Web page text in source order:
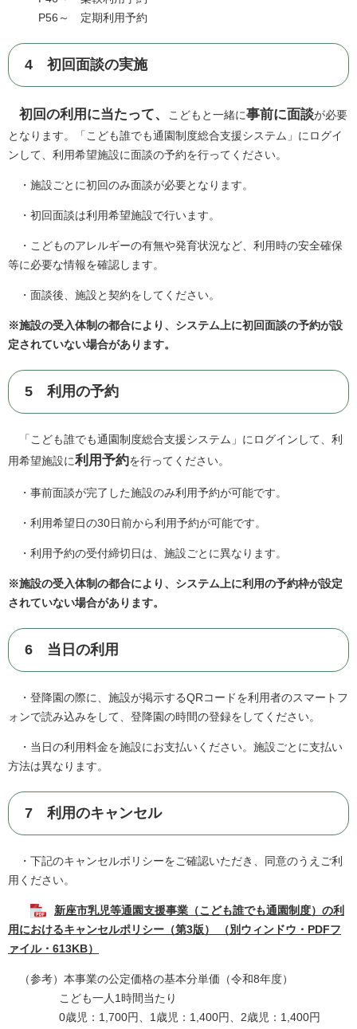
P56～ 定期利用予約
4 初回面談の実施
初回の利用に当たって、 こどもと一緒に事前に面談が必要
となります。「こども誰でも通園制度総合支援システム」にログイ
ンして、利用希望施設に面談の予約を行ってください。
・施設ごとに初回のみ面談が必要となります。
・初回面談は利用希望施設で行います。
・こどものアレルギーの有無や発育状況など、利用時の安全確保
等に必要な情報を確認します。
・面談後、施設と契約をしてください。
※施設の受入体制の都合により、システム上に初回面談の予約が設
定されていない場合があります。
5 利用の予約
「こども誰でも通園制度総合支援システム」にログインして、利
用希望施設に利用予約を行ってください。
・事前面談が完了した施設のみ利用予約が可能です。
・利用希望日の30日前から利用予約が可能です。
・利用予約の受付締切日は、施設ごとに異なります。
※施設の受入体制の都合により、システム上に利用の予約枠が設定
されていない場合があります。
6 当日の利用
・登降園の際に、施設が掲示するQRコードを利用者のスマートフ
ォンで読み込みをして、登降園の時間の登録をしてください。
・当日の利用料金を施設にお支払いください。施設ごとに支払い
方法は異なります。
7 利用のキャンセル
・下記のキャンセルポリシーをご確認いただき、同意のうえご利
用ください。
新座市乳児等通園支援事業（こども誰でも通園制度）の利
用におけるキャンセルポリシー（第3版） （別ウィンドウ・PDFフ
ァイル・613KB）
（参考）本事業の公定価格の基本分単価（令和8年度）
こども一人1時間当たり
0歳児：1,700円、1歳児：1,400円、2歳児：1,400円